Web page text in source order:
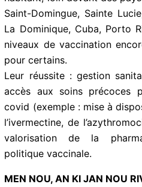
la Caraïbe ayant le plus
habitant, loin devant des
Haïti, Saint-Domingue,
Jamaïque, La Dominique,
cela avec des niveaux de
que les nôtres, pour certains.
Leur réussite : gestion
accès aux soins précoces
covid (exemple : mise à
de l’ivermectine, de
traditionnelle et politique